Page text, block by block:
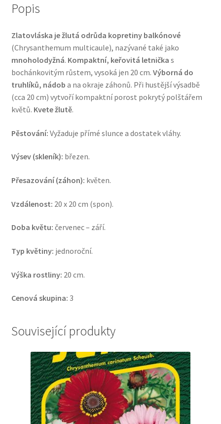
Popis
Zlatovláska je žlutá odrůda kopretiny balkónové
(Chrysanthemum multicaule), nazývané také jako
mnoholodyžná. Kompaktní, keřovitá letnička s
bochánkovitým růstem, vysoká jen 20 cm. Výborná do
truhlíků, nádob a na okraje záhonů. Při hustější výsadbě
(cca 20 cm) vytvoří kompaktní porost pokrytý polštářem
květů. Kvete žlutě.
Pěstování: Vyžaduje přímé slunce a dostatek vláhy.
Výsev (skleník): březen.
Přesazování (záhon): květen.
Vzdálenost: 20 x 20 cm (spon).
Doba květu: červenec – září.
Typ květiny: jednoroční.
Výška rostliny: 20 cm.
Cenová skupina: 3
Související produkty